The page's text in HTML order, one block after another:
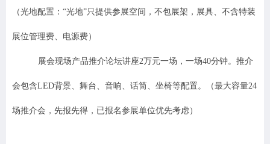
（光地配置：“光地”只提供参展空间，不包展架，展具、不含特装
展位管理费、电源费）
展会现场产品推介论坛讲座2万元一场，一场40分钟。推介
会包含LED背景、舞台、音响、话筒、坐椅等配置。（最大容量24
场推介会，先报先得，已报名参展单位优先考虑）